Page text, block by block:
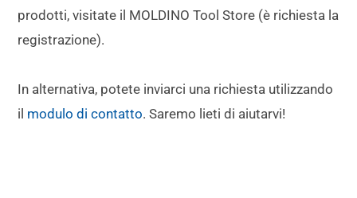
prodotti, visitate il MOLDINO Tool Store (è richiesta la
registrazione).
In alternativa, potete inviarci una richiesta utilizzando
il modulo di contatto. Saremo lieti di aiutarvi!